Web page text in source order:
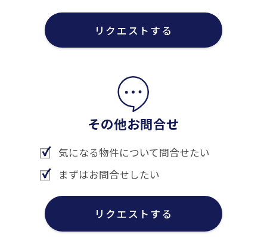
リクエストする
その他お問合せ
気になる物件について問合せたい
まずはお問合せしたい
リクエストする